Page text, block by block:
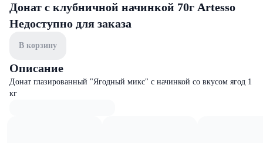
Донат с клубничной начинкой 70г Artesso
Недоступно для заказа
В корзину
Описание
Донат глазированный "Ягодный микс" с начинкой со вкусом ягод 1
кг